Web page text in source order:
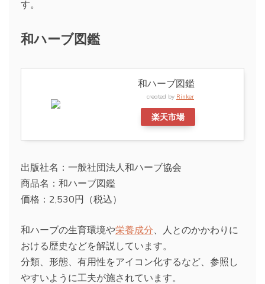
す。
和ハーブ図鑑
和ハーブ図鑑
created by Rinker
楽天市場
出版社名：一般社団法人和ハーブ協会
商品名：和ハーブ図鑑
価格：2,530円（税込）
和ハーブの生育環境や栄養成分 、人とのかかわりに
おける歴史などを解説しています。
分類、形態、有用性をアイコン化するなど、参照し
やすいように工夫が施されています。